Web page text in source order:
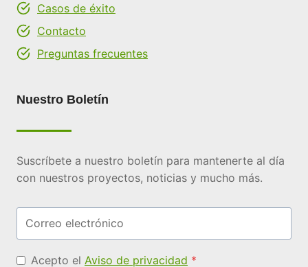
Casos de éxito
Contacto
Preguntas frecuentes
Nuestro Boletín
Suscríbete a nuestro boletín para mantenerte al día
con nuestros proyectos, noticias y mucho más.
Acepto el Aviso de privacidad *